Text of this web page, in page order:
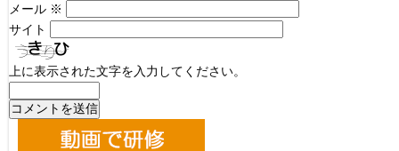
メール ※
サイト
上に表示された文字を入力してください。